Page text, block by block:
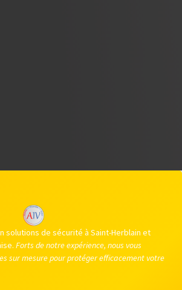
solutions de sécurité à Saint-Herblain et
Forts de notre expérience, nous vous
sur mesure pour protéger efficacement votre